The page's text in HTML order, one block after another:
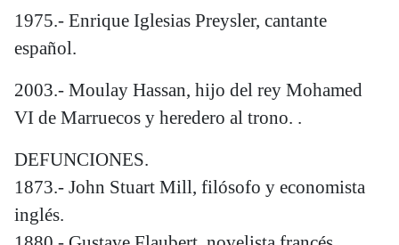
1975.- Enrique Iglesias Preysler, cantante
español.
2003.- Moulay Hassan, hijo del rey Mohamed
VI de Marruecos y heredero al trono. .
DEFUNCIONES.
1873.- John Stuart Mill, filósofo y economista
inglés.